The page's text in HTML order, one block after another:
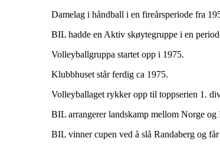
Damelag i håndball i en fireårsperiode fra
BIL hadde en Aktiv skøytegruppe i en
Volleyballgruppa startet opp i 1975.
Klubbhuset står ferdig ca 1975.
Volleyballaget rykker opp til toppserien 1.
BIL arrangerer landskamp mellom Norge og
BIL vinner cupen ved å slå Randaberg og